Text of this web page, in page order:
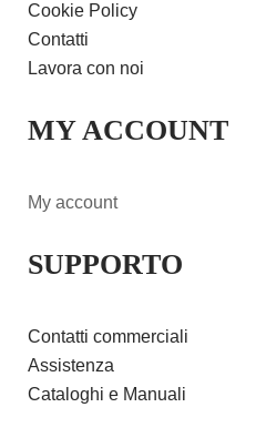
Cookie Policy
Contatti
Lavora con noi
MY ACCOUNT
My account
SUPPORTO
Contatti commerciali
Assistenza
Cataloghi e Manuali